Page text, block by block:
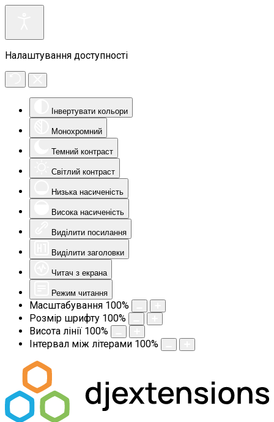
Налаштування доступності
Інвертувати кольори
Монохромний
Темний контраст
Світлий контраст
Низька насиченість
Висока насиченість
Виділити посилання
Виділити заголовки
Читач з екрана
Режим читання
Масштабування 100%
Розмір шрифту 100%
Висота лінії 100%
Інтервал між літерами 100%